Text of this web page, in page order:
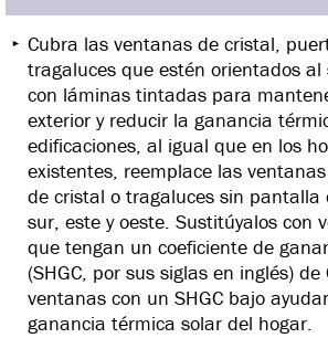
Cubra las ventanas de cristal,
tragaluces que estén orientados al
con láminas tintadas para
exterior y reducir la ganancia
edificaciones, al igual que en los
existentes, reemplace las
de cristal o tragaluces sin pantalla
sur, este y oeste. Sustitúyalos con
que tengan un coeficiente de
(SHGC, por sus siglas en inglés)
ventanas con un SHGC bajo
ganancia térmica solar del hogar.